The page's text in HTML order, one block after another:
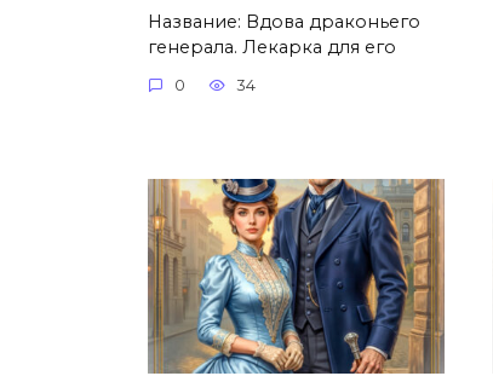
Название: Вдова драконьего
генерала. Лекарка для его
0 34